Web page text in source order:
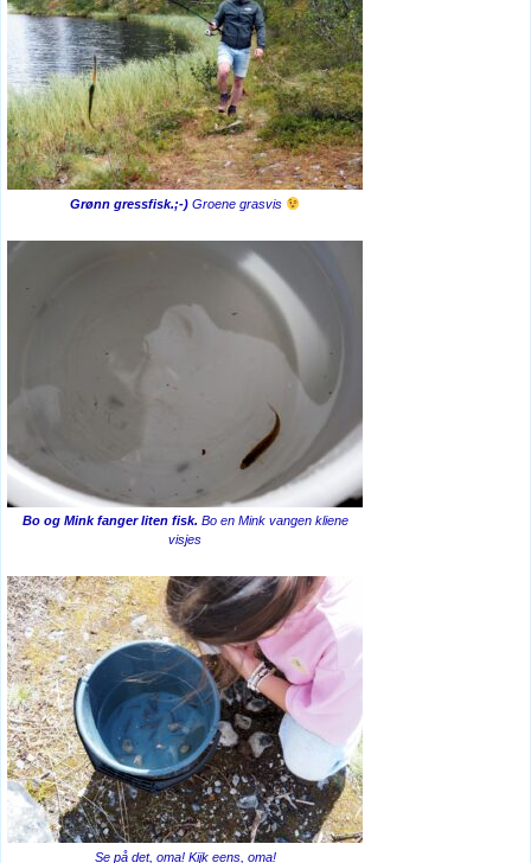
Grønn gressfisk.;-) Groene grasvis
Bo og Mink fanger liten fisk. Bo en Mink vangen kliene
visjes
Se på det, oma! Kijk eens, oma!